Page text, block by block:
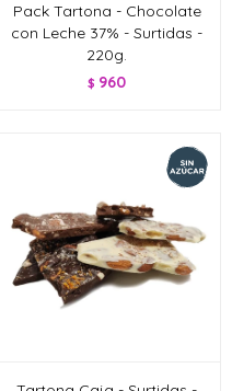
Pack Tartona - Chocolate
con Leche 37% - Surtidas -
220g.
$ 960